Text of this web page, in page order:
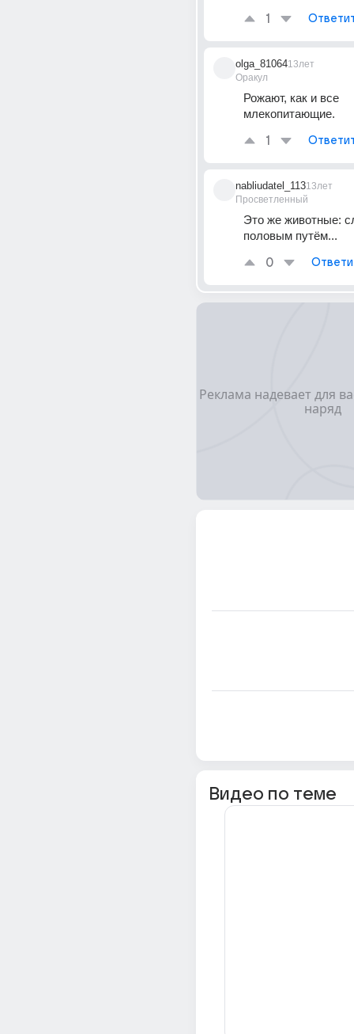
1
olga_81064
Оракул
13лет
Рожают, как и все
млекопитающие.
1
nabliudatel_113
Просветленный
13лет
Это же животные:
половым путём...
0
Видео по теме